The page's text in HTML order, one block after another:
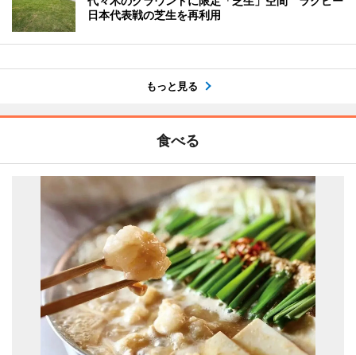
日本代表戦の芝生を再利用
もっと見る
食べる